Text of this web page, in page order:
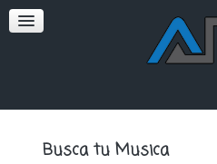
SOFT
Busca tu Musica